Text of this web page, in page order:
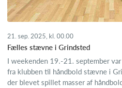
21. sep. 2025, kl. 00.00
Fælles stævne i Grindsted
I weekenden 19.-21. september
fra klubben til håndbold stævne i
der blevet spillet masser af